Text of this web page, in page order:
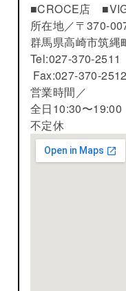
■CROCE店
所在地／〒370-
群馬県高崎市筑縄
Tel:027-370-2511
Fax:027-370-2512
営業時間／
全日10:30〜19:00
不定休